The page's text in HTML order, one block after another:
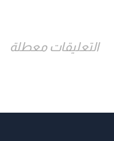
التعليقات معطلة